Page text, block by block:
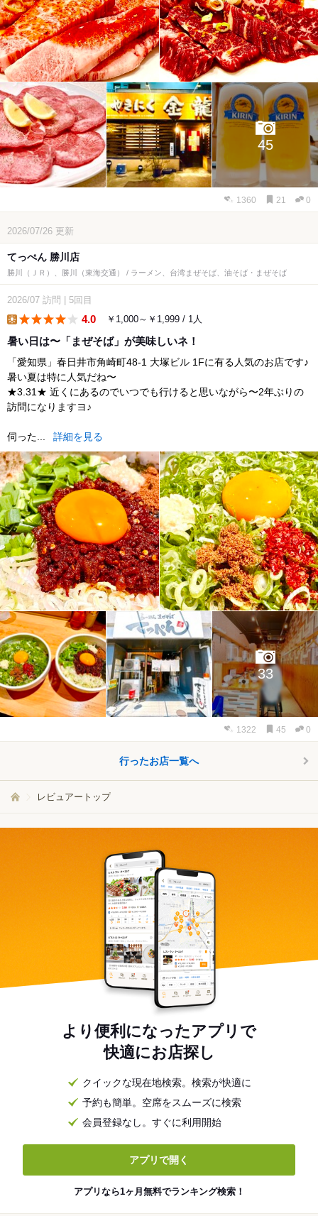
45
1360 21 0
2026/07/26 更新
てっぺん 勝川店
勝川（ＪＲ）、勝川（東海交通） / ラーメン、台湾まぜそば、油そば・まぜそば
2026/07 訪問 5回目
4.0 ￥1,000～￥1,999 / 1人
暑い日は〜「まぜそば」が美味しいネ！
「愛知県」春日井市角崎町48-1 大塚ビル 1Fに有る人気のお店です♪
暑い夏は特に人気だね〜
★3.31★ 近くにあるのでいつでも行けると思いながら〜2年ぶりの
訪問になりますヨ♪
伺った... 詳細を見る
33
1322 45 0
行ったお店一覧へ
レビュアートップ
より便利になったアプリで
快適にお店探し
クイックな現在地検索。検索が快適に
予約も簡単。空席をスムーズに検索
会員登録なし。すぐに利用開始
アプリで開く
アプリなら1ヶ月無料でランキング検索！